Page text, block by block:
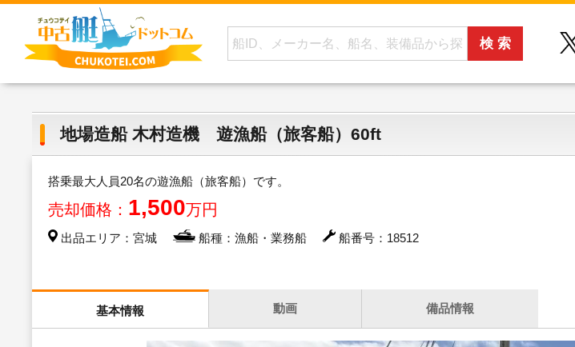
地場造船 木村造機 遊漁船（旅客船）60ft
搭乗最大人員20名の遊漁船（旅客船）です。
売却価格： 1,500万円
出品エリア：宮城 船種：漁船・業務船 船番号：18512
基本情報 動画 備品情報